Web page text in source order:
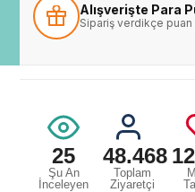
Alışverişte Para
Sipariş verdikçe puan
25
Şu An
İnceleyen
48.468
Toplam
Ziyaretçi